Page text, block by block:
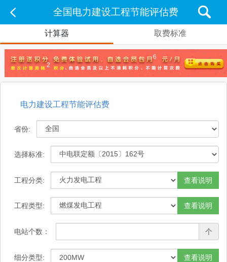
全国电力建设工程节能评估费
计算器 取费标准
6
2
电力建设工程节能评估费
省份:
选择标准:
工程分类: 查看说明
工程类型: 查看说明
电站个数： 个
细分类型: 查看说明